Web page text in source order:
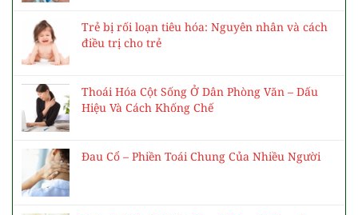
Trẻ bị rối loạn tiêu hóa: Nguyên nhân và cách
điều trị cho trẻ
Thoái Hóa Cột Sống Ở Dân Phòng Văn – Dấu
Hiệu Và Cách Khống Chế
Đau Cổ – Phiền Toái Chung Của Nhiều Người